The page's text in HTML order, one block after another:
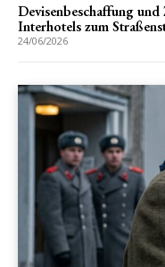
Devisenbeschaffung
Interhotels zum
24/06/2026